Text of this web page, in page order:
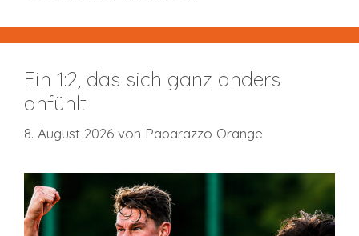
Ein 1:2, das sich ganz anders
anfühlt
8. August 2026 von Paparazzo Orange